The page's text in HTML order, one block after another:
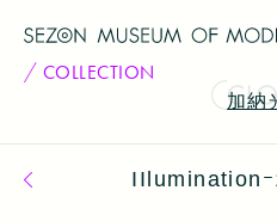
COLLECTION
加納
コレクション一覧へ戻る
IIlumination